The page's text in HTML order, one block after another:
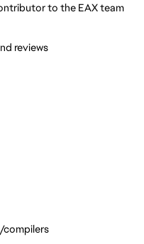
to the EAX team
reviews
compilers